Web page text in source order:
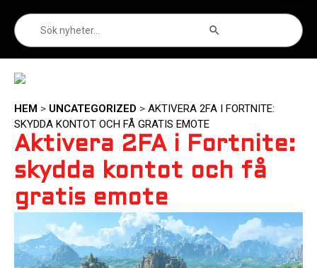
efter:
HEM > UNCATEGORIZED > AKTIVERA 2FA I FORTNITE:
SKYDDA KONTOT OCH FÅ GRATIS EMOTE
Aktivera 2FA i Fortnite:
skydda kontot och få
gratis emote